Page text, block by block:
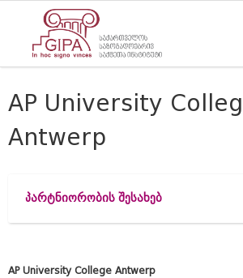
AP University
Antwerp
პარტნიორობის შესახებ
AP University College Antwerp